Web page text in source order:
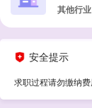
其他行
安全提示
求职过程请勿缴纳